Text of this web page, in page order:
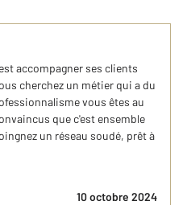
accompagner ses clients
cherchez un métier qui a du
vous êtes au
que c'est ensemble
un réseau soudé, prêt à
10 octobre 2024